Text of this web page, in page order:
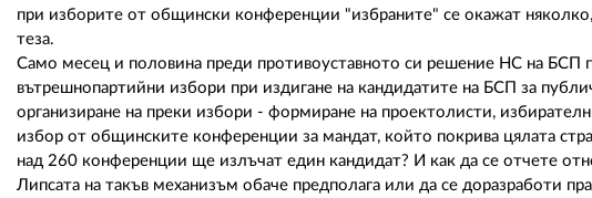
при изборите от общински конференции "избраните" се окажат
теза.
Само месец и половина преди противоуставното си решение НС на БСП
вътрешнопартийни избори при издигане на кандидатите на БСП за
организиране на преки избори - формиране на проектолисти,
избор от общинските конференции за мандат, който покрива цялата
над 260 конференции ще излъчат един кандидат? И как да се отчете
Липсата на такъв механизъм обаче предполага или да се доразработи